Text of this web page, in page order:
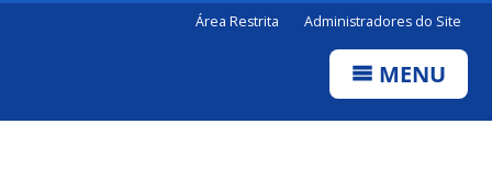
Área Restrita Administradores do Site
MENU